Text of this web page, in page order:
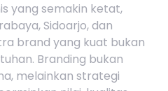
yang semakin ketat,
Sidoarjo, dan
brand yang kuat bukan
Branding bukan
melainkan strategi